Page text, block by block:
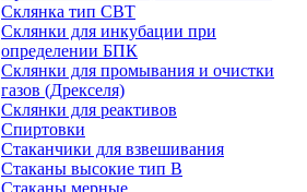
Склянка тип СВТ
Склянки для инкубации при
определении БПК
Склянки для промывания и очистки
газов (Дрекселя)
Склянки для реактивов
Спиртовки
Стаканчики для взвешивания
Стаканы высокие тип В
Стаканы мерные